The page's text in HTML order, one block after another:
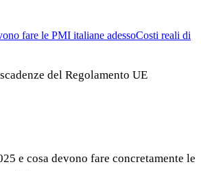
fare le PMI italiane adessoCosti reali di
del Regolamento UE
e cosa devono fare concretamente le